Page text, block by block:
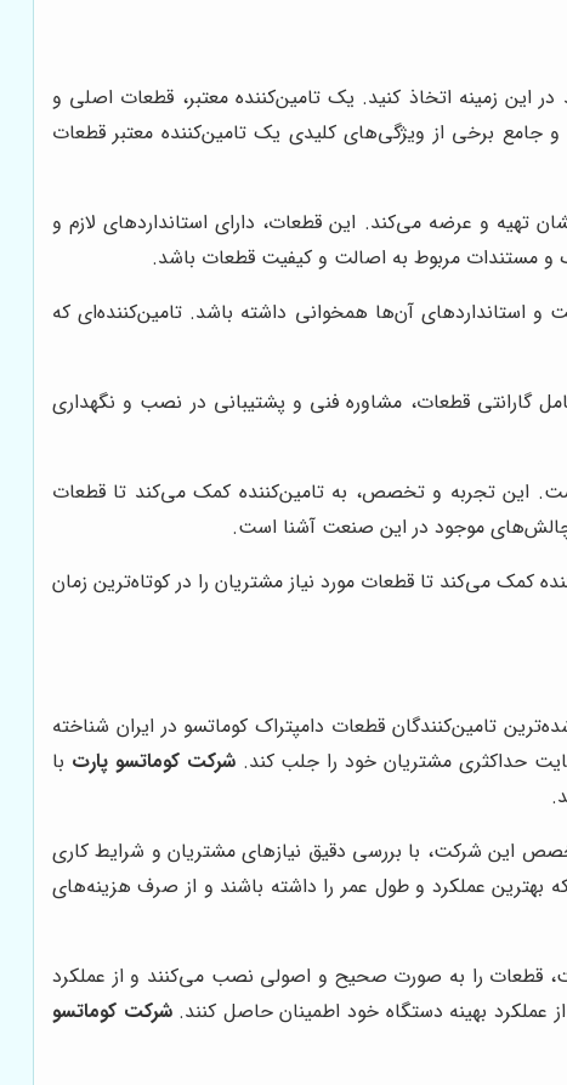
این زمینه اتخاذ کنید. یک تامین‌کننده معتبر، قطعات اصلی و
جامع برخی از ویژگی‌های کلیدی یک تامین‌کننده معتبر قطعات
تهیه و عرضه می‌کند. این قطعات، دارای استانداردهای لازم و
و مستندات مربوط به اصالت و کیفیت قطعات باشد.
استانداردهای آن‌ها همخوانی داشته باشد. تامین‌کننده‌ای که
گارانتی قطعات، مشاوره فنی و پشتیبانی در نصب و نگهداری
این تجربه و تخصص، به تامین‌کننده کمک می‌کند تا قطعات
و چالش‌های موجود در این صنعت آشنا است.
کمک می‌کند تا قطعات مورد نیاز مشتریان را در کوتاه‌ترین زمان
تامین‌کنندگان قطعات دامپتراک کوماتسو در ایران شناخته
حداکثری مشتریان خود را جلب کند.شرکت کوماتسو پارت با
این شرکت، با بررسی دقیق نیازهای مشتریان و شرایط کاری
عملکرد و طول عمر را داشته باشند و از صرف هزینه‌های
قطعات را به صورت صحیح و اصولی نصب می‌کنند و از عملکرد
عملکرد بهینه دستگاه خود اطمینان حاصل کنند.شرکت کوماتسو